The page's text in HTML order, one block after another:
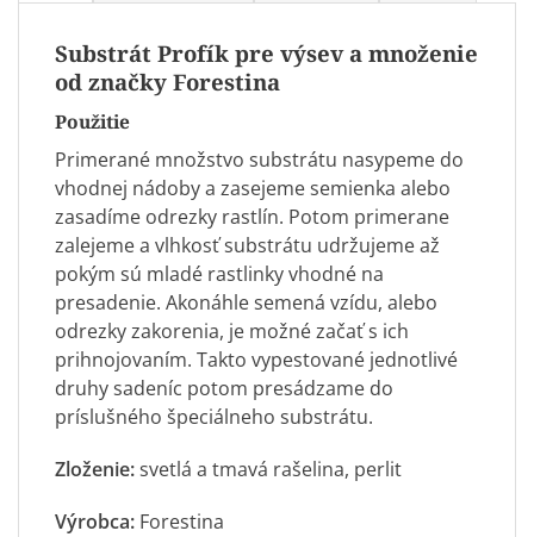
Substrát Profík pre výsev a množenie
od značky Forestina
Použitie
Primerané množstvo substrátu nasypeme do
vhodnej nádoby a zasejeme semienka alebo
zasadíme odrezky rastlín. Potom primerane
zalejeme a vlhkosť substrátu udržujeme až
pokým sú mladé rastlinky vhodné na
presadenie. Akonáhle semená vzídu, alebo
odrezky zakorenia, je možné začať s ich
prihnojovaním. Takto vypestované jednotlivé
druhy sadeníc potom presádzame do
príslušného špeciálneho substrátu.
Zloženie:svetlá a tmavá rašelina, perlit
Výrobca: Forestina